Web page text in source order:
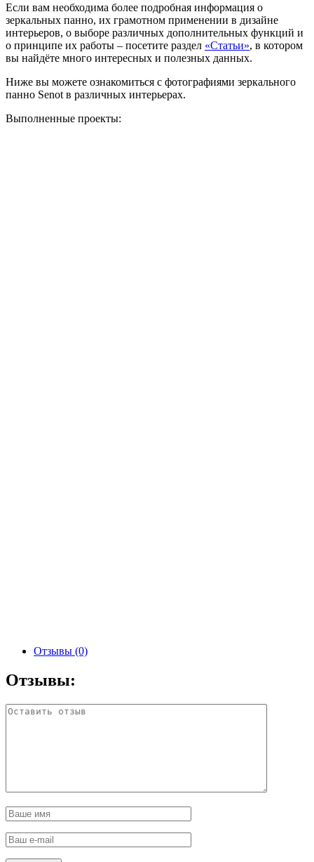
Если вам необходима более подробная информация о
зеркальных панно, их грамотном применении в дизайне
интерьеров, о выборе различных дополнительных функций и
о принципе их работы – посетите раздел «Статьи», в котором
вы найдёте много интересных и полезных данных.
Ниже вы можете ознакомиться с фотографиями зеркального
панно Senot в различных интерьерах.
Выполненные проекты:
Отзывы (0)
Отзывы: